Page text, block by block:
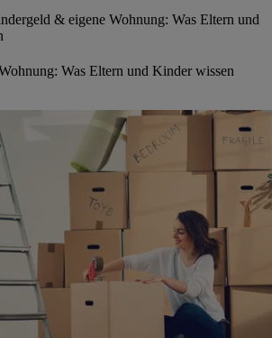
& eigene Wohnung: Was Eltern und
Was Eltern und Kinder wissen